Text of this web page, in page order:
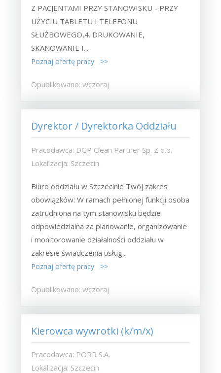
Z PACJENTAMI PRZY STANOWISKU - PRZY
UŻYCIU TABLETU I TELEFONU
SŁUŻBOWEGO,4. DRUKOWANIE,
SKANOWANIE I...
Poznaj ofertę pracy >>
Opublikowano: wczoraj
Dyrektor / Dyrektorka Oddziału
Pracodawca: DGP Clean Partner Sp. Z o.o.
Lokalizacja: Szczecin
Biuro oddziału w Szczecinie Twój zakres
obowiązków: W ramach pełnionej funkcji osoba
zatrudniona na tym stanowisku będzie
odpowiedzialna za planowanie, organizowanie
i monitorowanie działalności oddziału w
zakresie świadczenia usług...
Poznaj ofertę pracy >>
Opublikowano: wczoraj
Kierowca wywrotki (k/m/x)
Pracodawca: PORR S.A.
Lokalizacja: Szczecin